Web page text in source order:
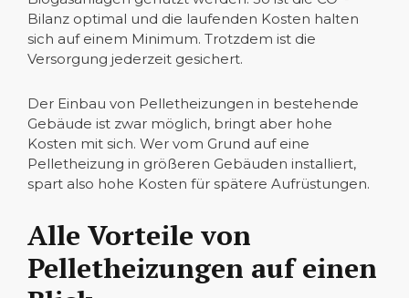
Bilanz optimal und die laufenden Kosten halten
sich auf einem Minimum. Trotzdem ist die
Versorgung jederzeit gesichert.
Der Einbau von Pelletheizungen in bestehende
Gebäude ist zwar möglich, bringt aber hohe
Kosten mit sich. Wer vom Grund auf eine
Pelletheizung in größeren Gebäuden installiert,
spart also hohe Kosten für spätere Aufrüstungen.
Alle Vorteile von
Pelletheizungen auf einen